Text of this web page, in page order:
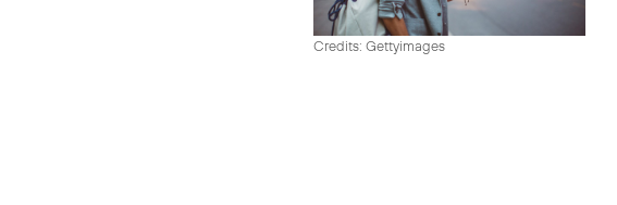
Credits: Gettyimages